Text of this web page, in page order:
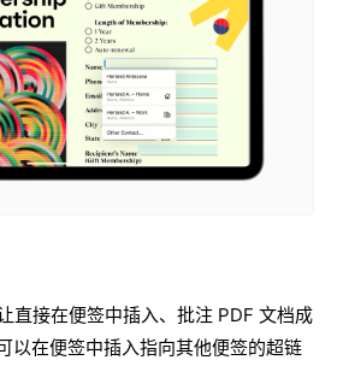
直接在便签中插入、批注 PDF 文档成
以在便签中插入指向其他便签的超链